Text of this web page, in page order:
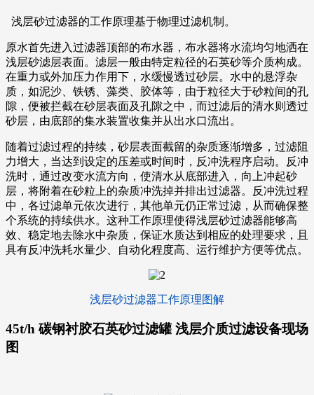
浅层砂过滤器的工作原理基于物理过滤机制。
原水首先进入过滤器顶部的布水器，布水器将水流均匀地洒在
浅层砂滤层表面。滤层一般由特定粒径的石英砂等介质构成。
在重力或外加压力作用下，水缓慢透过砂层。水中的悬浮杂
质，如泥沙、铁锈、藻类、胶体等，由于粒径大于砂粒间的孔
隙，便被拦截在砂层表面及孔隙之中，而过滤后的清水则透过
砂层，由底部的集水装置收集并从出水口流出。
随着过滤过程的持续，砂层表面截留的杂质逐渐增多，过滤阻
力增大，当达到设定的压差或时间时，反冲洗程序启动。反冲
洗时，通过改变水流方向，使清水从底部进入，向上冲起砂
层，将附着在砂粒上的杂质冲洗掉并排出过滤器。反冲洗过程
中，各过滤单元依次进行，其他单元仍正常过滤，从而确保整
个系统的持续供水。这种工作原理使得浅层砂过滤器能够高
效、稳定地去除水中杂质，保证水质达到相应的处理要求，且
具有反冲洗耗水量少、自动化程度高、运行维护方便等优点。
浅层砂过滤器工作原理图解
45t/h 碳钢衬胶石英砂过滤罐 浅层介质过滤设备现场
图